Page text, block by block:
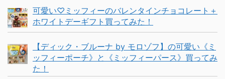
可愛い♡ミッフィーのバレンタインチョコレート＋
ホワイトデーギフト買ってみた！
【ディック・ブルーナ by モロゾフ】の可愛い《ミ
ッフィーポーチ》と《ミッフィーパース》買ってみ
た！